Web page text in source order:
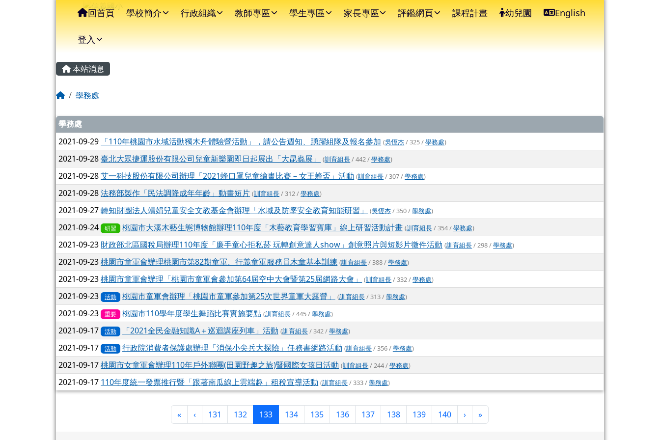
信義國小 ⏸
導覽列
回首頁 學校簡介 行政組織 教師專區 學生專區 家長專區 評鑑網頁 課程計畫 幼兒園 English
登入
主內容區域
本站消息
回首頁學務處
文章列表
學務處
2021-09-29 「110年桃園市水域活動獨木舟體驗營活動」，請公告週知、踴躍組隊及報名參加 (吳恆杰/ 325 /學務處)
2021-09-28臺北大眾捷運股份有限公司兒童新樂園即日起展出「大昆蟲展」 (訓育組長/ 442 /學務處)
2021-09-28艾一科技股份有限公司辦理「2021蜂口罩兒童繪畫比賽－女王蜂盃」活動 (訓育組長/ 307 /學務處)
2021-09-28法務部製作「民法調降成年年齡」動畫短片 (訓育組長/ 312 /學務處)
2021-09-27轉知財團法人靖娟兒童安全文教基金會辦理「水域及防墜安全教育知能研習」 (吳恆杰/ 350 /學務處)
2021-09-24 研習 桃園市大溪木藝生態博物館辦理110年度「木藝教育學習寶庫」線上研習活動計畫 (訓育組長/ 354 /學務處)
2021-09-23 財政部北區國稅局辦理110年度「廉手童心拒私菸 玩轉創意達人show」創意照片與短影片徵件活動 (訓育組長/ 298 /學務處)
2021-09-23桃園市童軍會辦理桃園市第82期童軍、行義童軍服務員木章基本訓練 (訓育組長/ 388 /學務處)
2021-09-23桃園市童軍會辦理「桃園市童軍會參加第64屆空中大會暨第25屆網路大會」 (訓育組長/ 332 /學務處)
2021-09-23 活動 桃園市童軍會辦理「桃園市童軍參加第25次世界童軍大露營」 (訓育組長/ 313 /學務處)
2021-09-23 重要 桃園市110學年度學生舞蹈比賽實施要點 (訓育組長/ 445 /學務處)
2021-09-17 活動 「2021全民金融知識A＋巡迴講座列車」活動 (訓育組長/ 342 /學務處)
2021-09-17 活動 行政院消費者保護處辦理「消保小尖兵大探險」任務書網路活動 (訓育組長/ 356 /學務處)
2021-09-17桃園市女童軍會辦理110年戶外聯團(田園野趣之旅)暨國際女孩日活動 (訓育組長/ 244 /學務處)
2021-09-17 110年度統一發票推行暨「跟著南瓜線上雲端趣」租稅宣導活動 (訓育組長/ 333 /學務處)
«第一頁
‹上一頁
131 132 133(目前頁次)
134 135 136 137 138 139 140 ›下一頁
»最後頁
頁尾區域